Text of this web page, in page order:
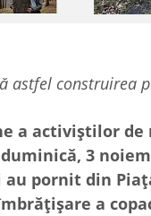
astfel construirea
a activiștilor
duminică, 3
au pornit din
a